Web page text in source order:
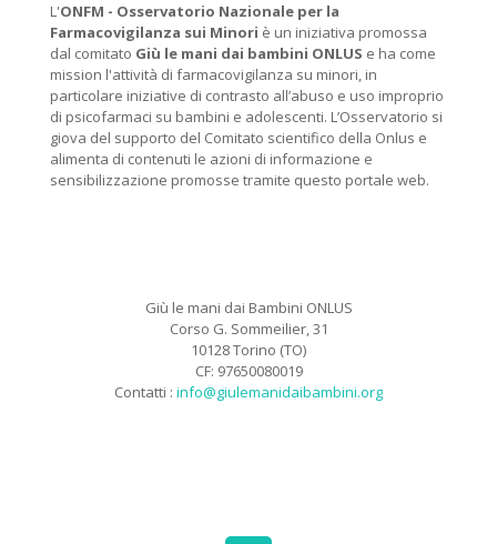
L'ONFM - Osservatorio Nazionale per la
Farmacovigilanza sui Minori è un iniziativa promossa
dal comitato Giù le mani dai bambini ONLUS e ha come
mission l'attività di farmacovigilanza su minori, in
particolare iniziative di contrasto all’abuso e uso improprio
di psicofarmaci su bambini e adolescenti. L’Osservatorio si
giova del supporto del Comitato scientifico della Onlus e
alimenta di contenuti le azioni di informazione e
sensibilizzazione promosse tramite questo portale web.
Giù le mani dai Bambini ONLUS
Corso G. Sommeilier, 31
10128 Torino (TO)
CF: 97650080019
Contatti : info@giulemanidaibambini.org